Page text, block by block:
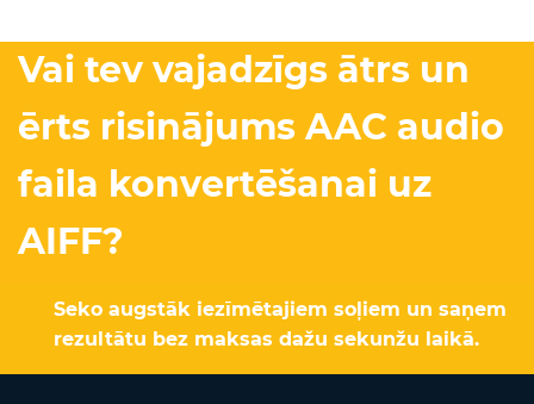
Vai tev vajadzīgs ātrs un
ērts risinājums AAC audio
faila konvertēšanai uz
AIFF?
Seko augstāk iezīmētajiem soļiem un saņem
rezultātu bez maksas dažu sekunžu laikā.